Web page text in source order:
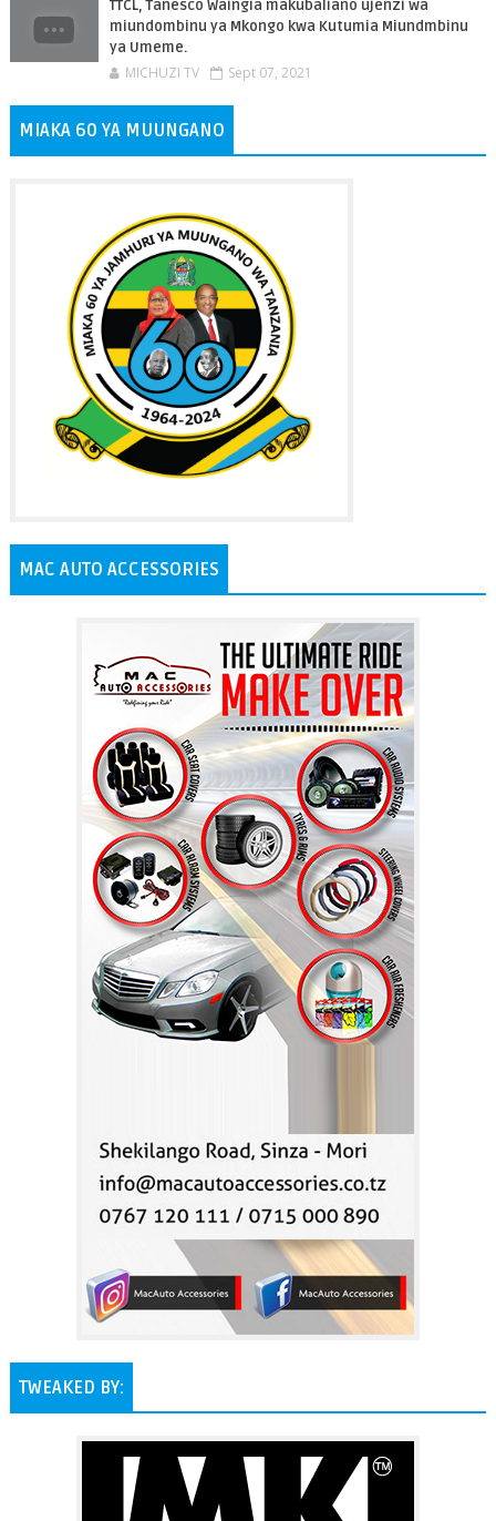
TTCL, Tanesco Waingia makubaliano ujenzi wa
miundombinu ya Mkongo kwa Kutumia Miundmbinu
ya Umeme.
MICHUZI TV Sept 07, 2021
MIAKA 60 YA MUUNGANO
MAC AUTO ACCESSORIES
TWEAKED BY: